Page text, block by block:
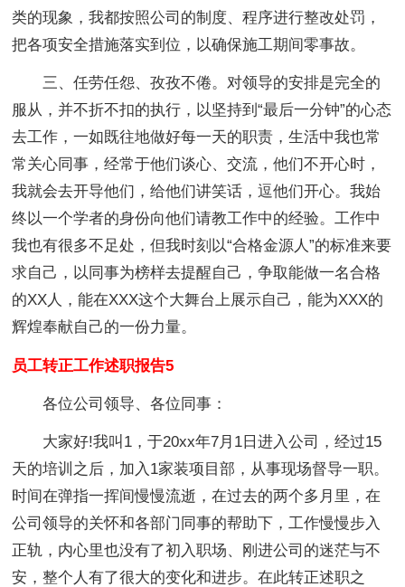
类的现象，我都按照公司的制度、程序进行整改处罚，
把各项安全措施落实到位，以确保施工期间零事故。
三、任劳任怨、孜孜不倦。对领导的安排是完全的
服从，并不折不扣的执行，以坚持到“最后一分钟”的心态
去工作，一如既往地做好每一天的职责，生活中我也常
常关心同事，经常于他们谈心、交流，他们不开心时，
我就会去开导他们，给他们讲笑话，逗他们开心。我始
终以一个学者的身份向他们请教工作中的经验。工作中
我也有很多不足处，但我时刻以“合格金源人”的标准来要
求自己，以同事为榜样去提醒自己，争取能做一名合格
的XX人，能在XXX这个大舞台上展示自己，能为XXX的
辉煌奉献自己的一份力量。
员工转正工作述职报告5
各位公司领导、各位同事：
大家好!我叫1，于20xx年7月1日进入公司，经过15
天的培训之后，加入1家装项目部，从事现场督导一职。
时间在弹指一挥间慢慢流逝，在过去的两个多月里，在
公司领导的关怀和各部门同事的帮助下，工作慢慢步入
正轨，内心里也没有了初入职场、刚进公司的迷茫与不
安，整个人有了很大的变化和进步。在此转正述职之